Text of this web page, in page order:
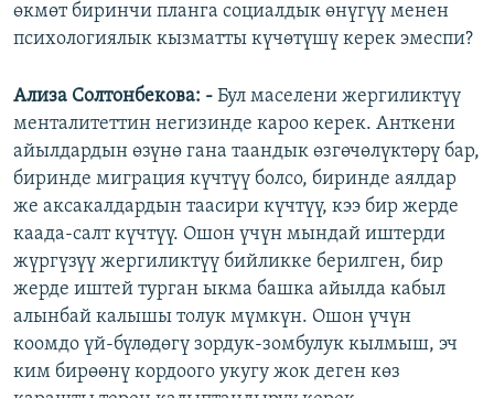
өкмөт биринчи планга социалдык өнүгүү менен
психологиялык кызматты күчөтүшү керек эмеспи?
Ализа Солтонбекова: - Бул маселени жергиликтүү
менталитеттин негизинде кароо керек. Анткени
айылдардын өзүнө гана таандык өзгөчөлүктөрү бар,
биринде миграция күчтүү болсо, биринде аялдар
же аксакалдардын таасири күчтүү, кээ бир жерде
каада-салт күчтүү. Ошон үчүн мындай иштерди
жүргүзүү жергиликтүү бийликке берилген, бир
жерде иштей турган ыкма башка айылда кабыл
алынбай калышы толук мүмкүн. Ошон үчүн
коомдо үй-бүлөдөгү зордук-зомбулук кылмыш, эч
ким бирөөнү кордоого укугу жок деген көз